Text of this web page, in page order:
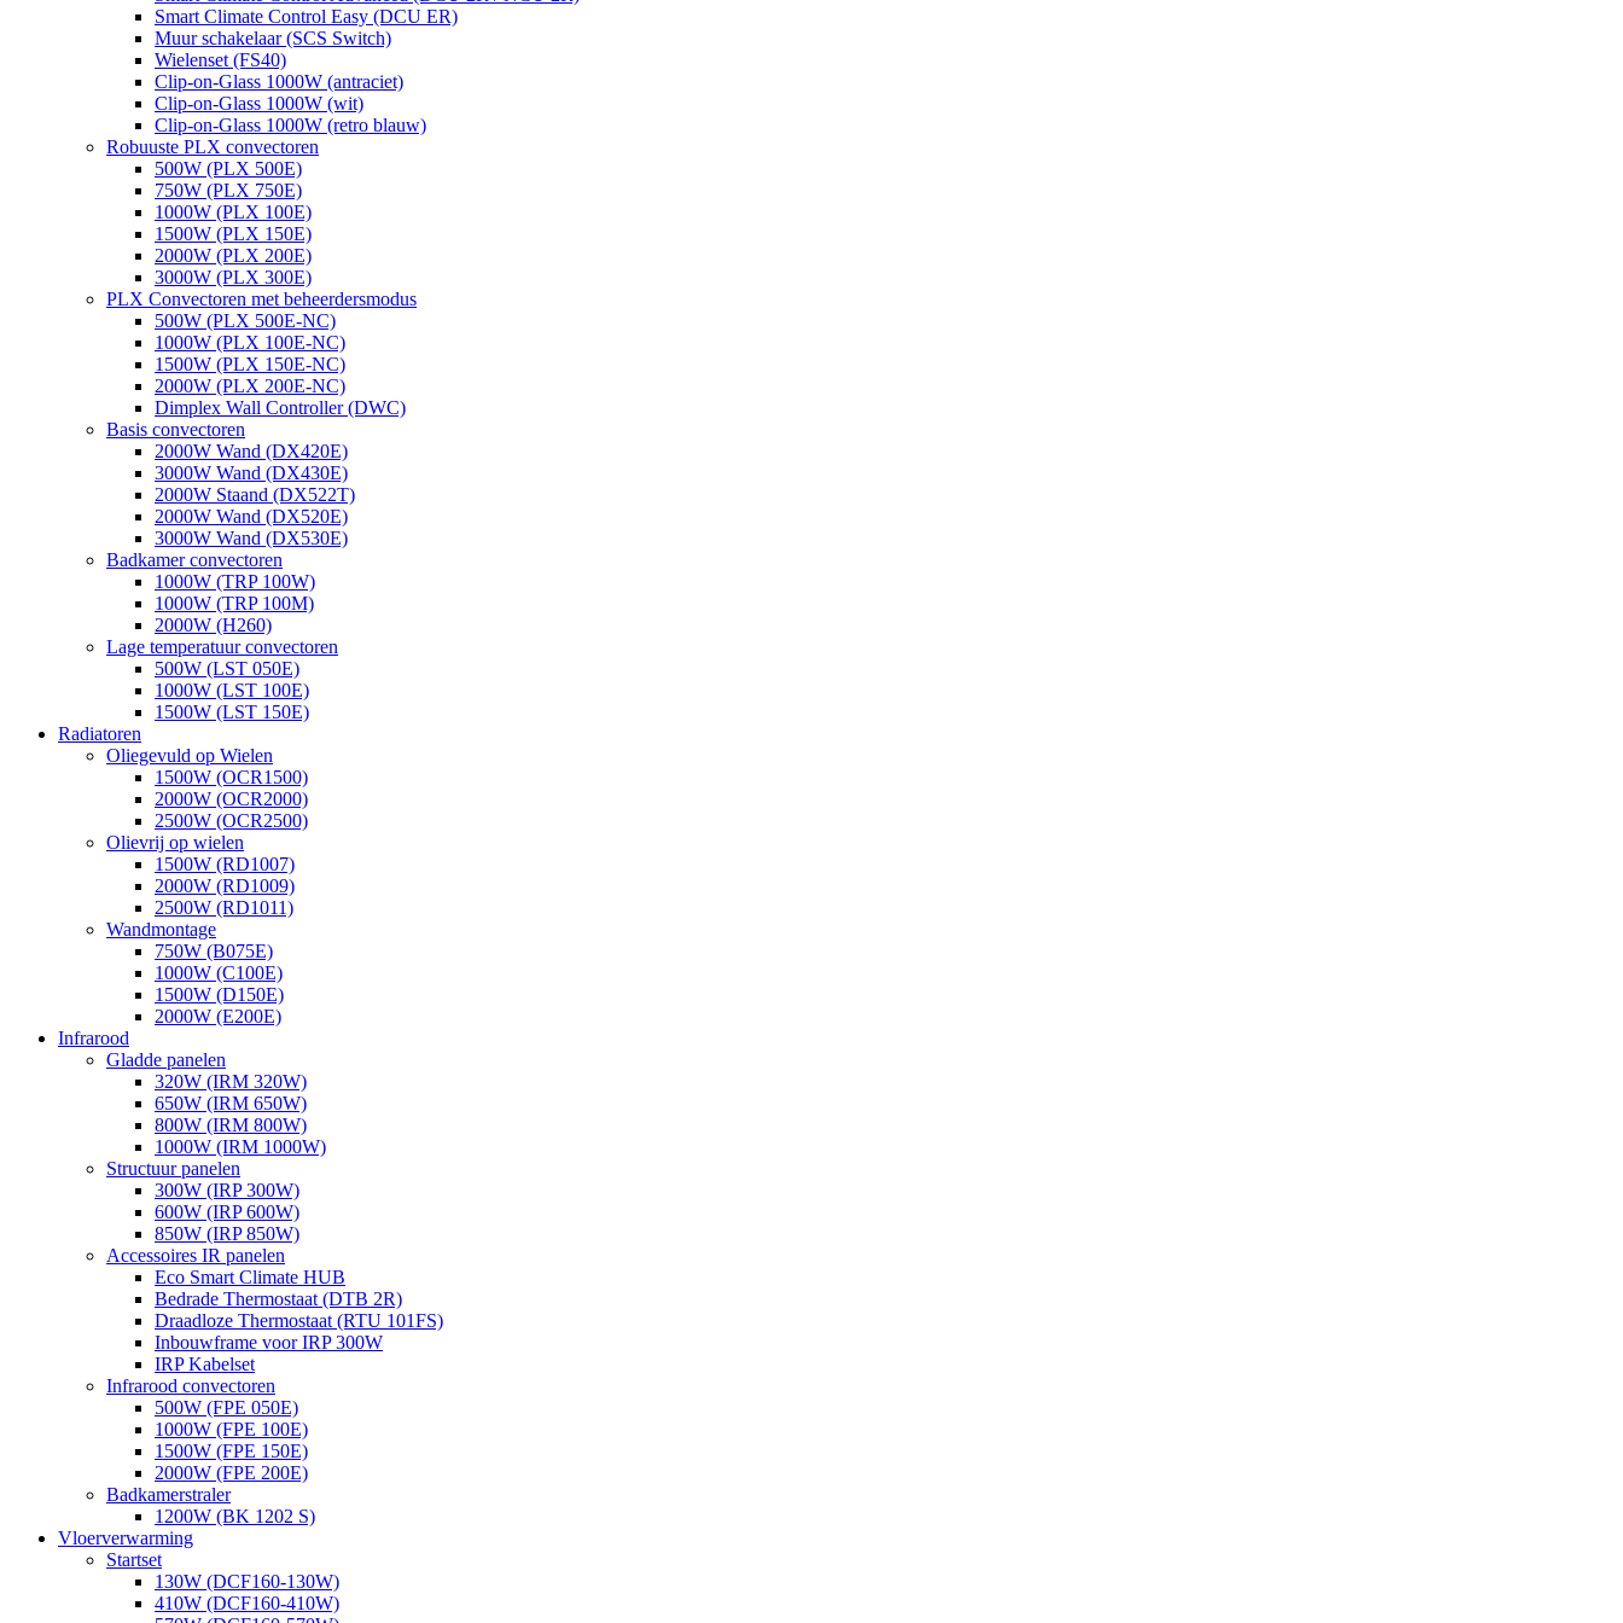
Smart Climate Control Easy (DCU ER)
Muur schakelaar (SCS Switch)
Wielenset (FS40)
Clip-on-Glass 1000W (antraciet)
Clip-on-Glass 1000W (wit)
Clip-on-Glass 1000W (retro blauw)
Robuuste PLX convectoren
500W (PLX 500E)
750W (PLX 750E)
1000W (PLX 100E)
1500W (PLX 150E)
2000W (PLX 200E)
3000W (PLX 300E)
PLX Convectoren met beheerdersmodus
500W (PLX 500E-NC)
1000W (PLX 100E-NC)
1500W (PLX 150E-NC)
2000W (PLX 200E-NC)
Dimplex Wall Controller (DWC)
Basis convectoren
2000W Wand (DX420E)
3000W Wand (DX430E)
2000W Staand (DX522T)
2000W Wand (DX520E)
3000W Wand (DX530E)
Badkamer convectoren
1000W (TRP 100W)
1000W (TRP 100M)
2000W (H260)
Lage temperatuur convectoren
500W (LST 050E)
1000W (LST 100E)
1500W (LST 150E)
Radiatoren
Oliegevuld op Wielen
1500W (OCR1500)
2000W (OCR2000)
2500W (OCR2500)
Olievrij op wielen
1500W (RD1007)
2000W (RD1009)
2500W (RD1011)
Wandmontage
750W (B075E)
1000W (C100E)
1500W (D150E)
2000W (E200E)
Infrarood
Gladde panelen
320W (IRM 320W)
650W (IRM 650W)
800W (IRM 800W)
1000W (IRM 1000W)
Structuur panelen
300W (IRP 300W)
600W (IRP 600W)
850W (IRP 850W)
Accessoires IR panelen
Eco Smart Climate HUB
Bedrade Thermostaat (DTB 2R)
Draadloze Thermostaat (RTU 101FS)
Inbouwframe voor IRP 300W
IRP Kabelset
Infrarood convectoren
500W (FPE 050E)
1000W (FPE 100E)
1500W (FPE 150E)
2000W (FPE 200E)
Badkamerstraler
1200W (BK 1202 S)
Vloerverwarming
Startset
130W (DCF160-130W)
410W (DCF160-410W)